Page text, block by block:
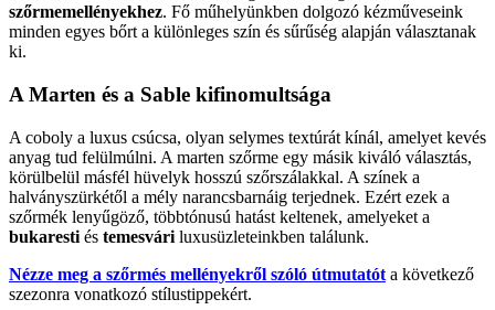
szőrmemellényekhez. Fő műhelyünkben dolgozó kézműveseink
minden egyes bőrt a különleges szín és sűrűség alapján választanak
ki.
A Marten és a Sable kifinomultsága
A coboly a luxus csúcsa, olyan selymes textúrát kínál, amelyet kevés
anyag tud felülmúlni. A marten szőrme egy másik kiváló választás,
körülbelül másfél hüvelyk hosszú szőrszálakkal. A színek a
halványszürkétől a mély narancsbarnáig terjednek. Ezért ezek a
szőrmék lenyűgöző, többtónusú hatást keltenek, amelyeket a
bukaresti és temesvári luxusüzleteinkben találunk.
Nézze meg a szőrmés mellényekről szóló útmutatót a következő
szezonra vonatkozó stílustippekért.